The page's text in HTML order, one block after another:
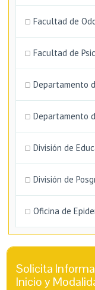
Facultad de
Facultad de
Departamento
Departamento
División de
División de
Oficina de
Solicita
Inicio y